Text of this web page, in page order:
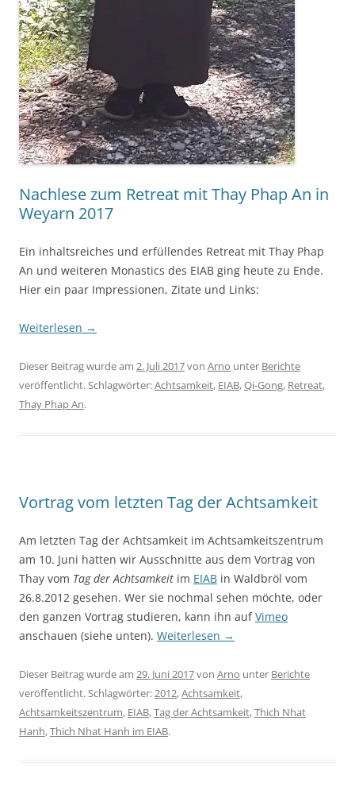
Nachlese zum Retreat mit Thay Phap An in
Weyarn 2017
Ein inhaltsreiches und erfüllendes Retreat mit Thay Phap
An und weiteren Monastics des EIAB ging heute zu Ende.
Hier ein paar Impressionen, Zitate und Links:
Weiterlesen →
Dieser Beitrag wurde am 2. Juli 2017von Arno unter Berichte
veröffentlicht. Schlagwörter:Achtsamkeit, EIAB,Qi-Gong, Retreat,
Thay Phap An.
Vortrag vom letzten Tag der Achtsamkeit
Am letzten Tag der Achtsamkeit im Achtsamkeitszentrum
am 10. Juni hatten wir Ausschnitte aus dem Vortrag von
Thay vom Tag der Achtsamkeit im EIAB in Waldbröl vom
26.8.2012 gesehen. Wer sie nochmal sehen möchte, oder
den ganzen Vortrag studieren, kann ihn aufVimeo
anschauen (siehe unten). Weiterlesen →
Dieser Beitrag wurde am 29. Juni 2017von Arno unter Berichte
veröffentlicht. Schlagwörter:2012,Achtsamkeit,
Achtsamkeitszentrum, EIAB,Tag der Achtsamkeit,Thich Nhat
Hanh,Thich Nhat Hanh im EIAB.